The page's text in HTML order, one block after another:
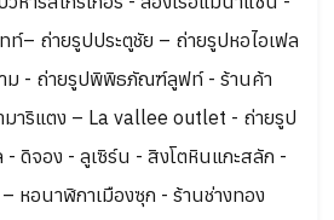
ท์– ถ่ายรูปประตูชัย – ถ่ายรูปหอไอเฟล
ม - ถ่ายรูปพิพิธภัณฑ์ลูฟท์ - ร้านค้า
มาริแตง – La vallee outlet - ถ่ายรูป
- ดิจอง - ลูเซิร์น - สิงโตหินแกะสลัก -
หอนาฬิกาเมืองซุก - ร้านช่างทอง